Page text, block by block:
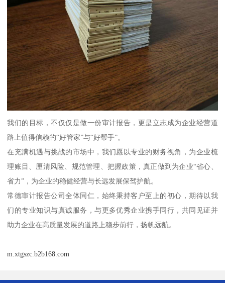
我们的目标，不仅仅是做一份审计报告，更是立志成为企业经营道
路上值得信赖的“好管家”与“好帮手”。
在充满机遇与挑战的市场中，我们愿以专业的财务视角，为企业梳
理账目、厘清风险、规范管理、把握政策，真正做到为企业“省心、
省力”，为企业的稳健经营与长远发展保驾护航。
常德审计报告公司全体同仁，始终秉持客户至上的初心，期待以我
们的专业知识与真诚服务，与更多优秀企业携手同行，共同见证并
助力企业在高质量发展的道路上稳步前行，扬帆远航。
m.xtgszc.b2b168.com